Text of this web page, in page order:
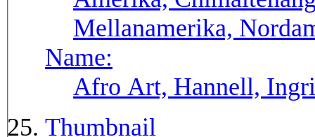
Mellanamerika,
Name:
Afro Art, Hannell,
Thumbnail